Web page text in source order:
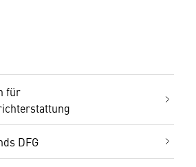
für
DFG